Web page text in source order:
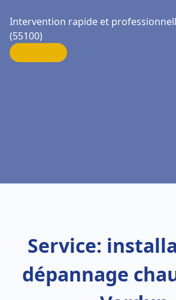
Intervention rapide et
(55100)
Service:
dépannage